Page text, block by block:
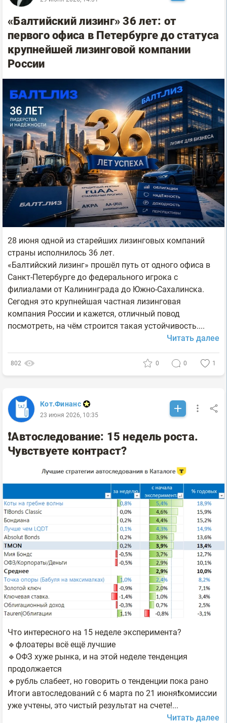
«Балтийский лизинг» 36 лет: от
первого офиса в Петербурге до статуса
крупнейшей лизинговой компании
России
28 июня одной из старейших лизинговых компаний
страны исполнилось 36 лет.
«Балтийский лизинг» прошёл путь от одного офиса в
Санкт-Петербурге до федерального игрока с
филиалами от Калининграда до Южно-Сахалинска.
Сегодня это крупнейшая частная лизинговая
компания России и кажется, отличный повод
посмотреть, на чём строится такая устойчивость....
Читать далее
802 0 0 1
Кот.Финанс
23 июня 2026, 10:35
❗️Автоследование: 15 недель роста.
Чувствуете контраст?
Что интересного на 15 неделе эксперимента?
🔹флоатеры всё ещё лучшие
🔹ОФЗ хуже рынка, и на этой неделе тенденция
продолжается
🔹рубль слабеет, но говорить о тенденции пока рано
Итоги автоследований с 6 марта по 21 июня❗️комиссии
уже учтены, это чистый результат на счете!...
Читать далее